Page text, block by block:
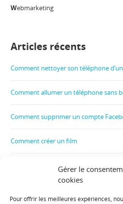
Gérer le
cookies
Pour offrir les meilleures expériences,
Webmarketing
Articles récents
Comment nettoyer son téléphone
Comment allumer un téléphone sans
Comment supprimer un compte
Comment créer un film
Comment contrôler le téléphone de